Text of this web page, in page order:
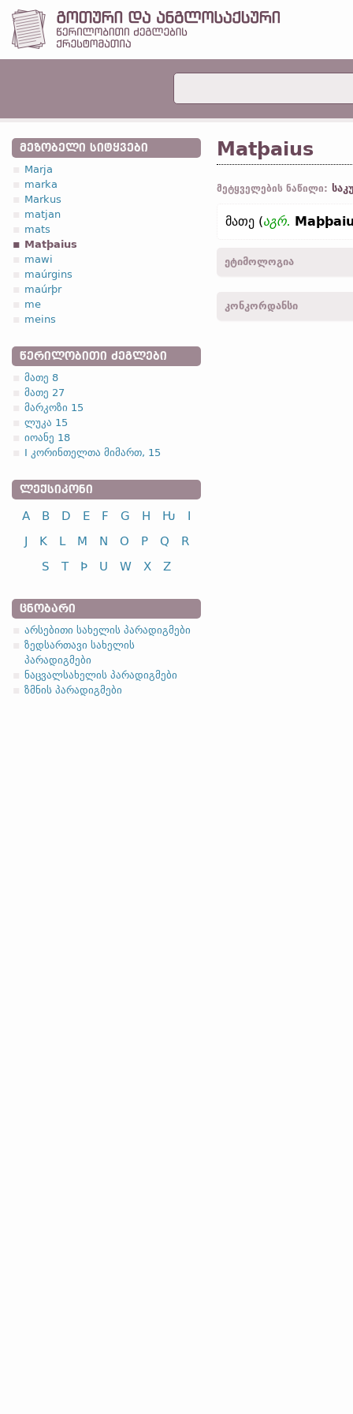
ᲛᲔᲖᲝᲑᲔᲚᲘ ᲡᲘᲢᲧᲕᲔᲑᲘ
Marja
marka
Markus
matjan
mats
Matþaius
mawi
maúrgins
maúrþr
me
meins
ᲬᲔᲠᲘᲚᲝᲑᲘᲗᲘ ᲫᲔᲒᲚᲔᲑᲘ
მათე 8
მათე 27
მარკოზი 15
ლუკა 15
იოანე 18
I კორინთელთა მიმართ, 15
ᲚᲔᲥᲡᲘᲙᲝᲜᲘ
A B D E F G H Ƕ
I
J
K L M N O P Q
R
S
T Þ U W X Z
ᲪᲜᲝᲑᲐᲠᲘ
არსებითი სახელის პარადიგმები
ზედსართავი სახელის
პარადიგმები
ნაცვალსახელის პარადიგმები
ზმნის პარადიგმები
Matþaius
მეტყველების ნაწილი:
მათე (აგრ.
ეტიმოლოგია
კონკორდანსი